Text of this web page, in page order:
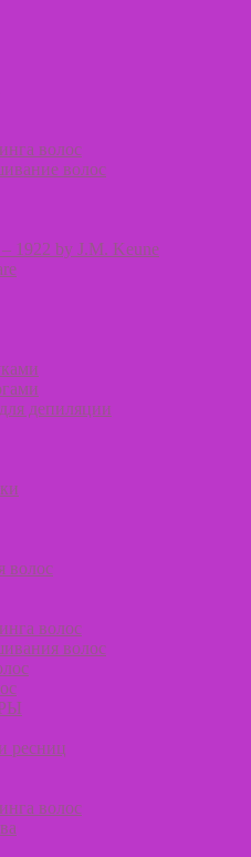
волос
волос
1922 by J.M. Keune
депиляции
волос
волос
волос
ресниц
волос